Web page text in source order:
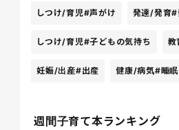
しつけ/育児#声がけ 発達/発育#
しつけ/育児#子どもの気持ち 教
妊娠/出産#出産 健康/病気#睡眠
週間子育て本ランキング